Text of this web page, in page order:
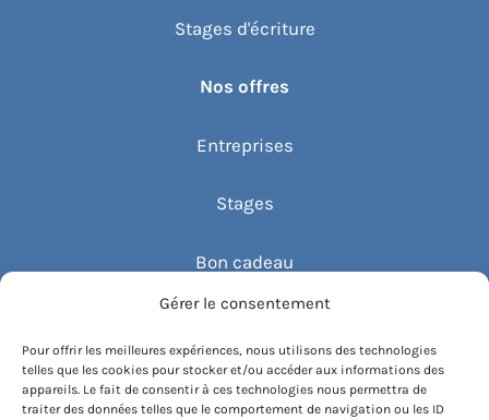
Gérer le consentement
Pour offrir les meilleures expériences, nous utilisons des technologies
telles que les cookies pour stocker et/ou accéder aux informations des
appareils. Le fait de consentir à ces technologies nous permettra de
traiter des données telles que le comportement de navigation ou les ID
Stages d'écriture
Nos offres
Entreprises
Stages
Bon cadeau
Le concept